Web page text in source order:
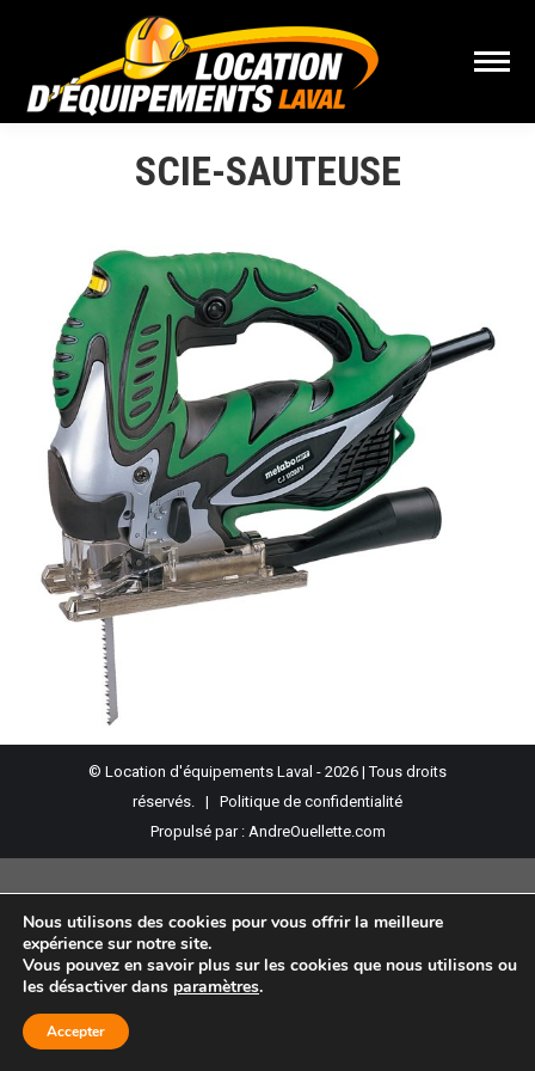
SCIE-SAUTEUSE
© Location d'équipements Laval - 2026 | Tous droits
réservés. | Politique de confidentialité
Propulsé par : AndreOuellette.com
Nous utilisons des cookies pour vous offrir la meilleure
expérience sur notre site.
Vous pouvez en savoir plus sur les cookies que nous utilisons ou
les désactiver dans paramètres.
Accepter